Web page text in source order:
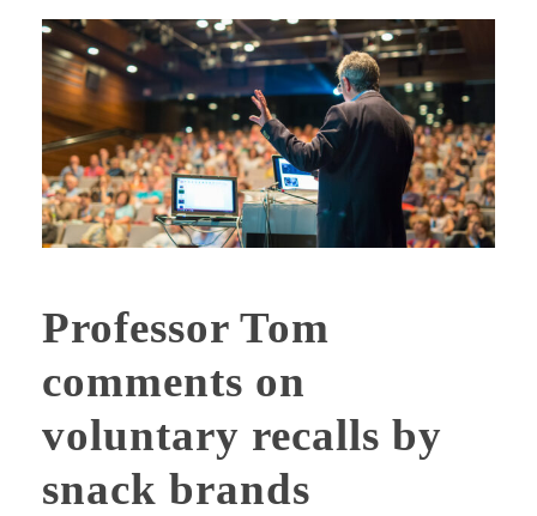
Professor Tom
comments on
voluntary recalls by
snack brands